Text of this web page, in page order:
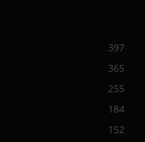
397
365
255
184
152